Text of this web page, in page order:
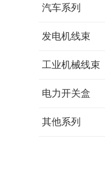
汽车系列
发电机线束
工业机械线束
电力开关盒
其他系列